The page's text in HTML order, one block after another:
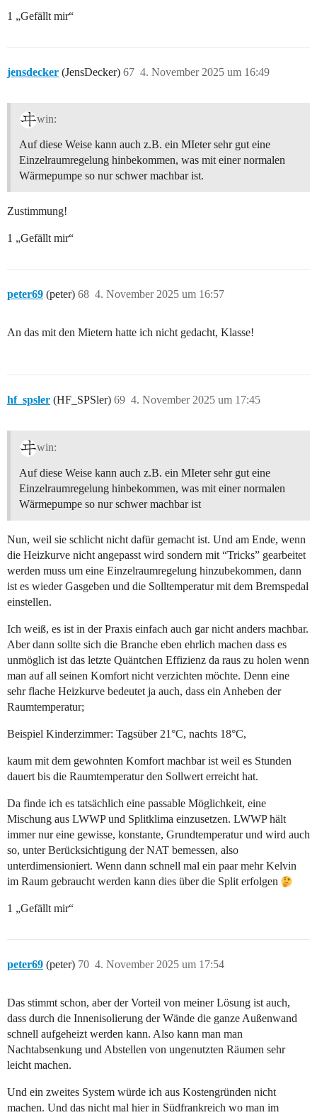
1 „Gefällt mir“
jensdecker (JensDecker) 4. November 2025 um 16:49
67
win:
Auf diese Weise kann auch z.B. ein MIeter sehr gut eine
Einzelraumregelung hinbekommen, was mit einer normalen
Wärmepumpe so nur schwer machbar ist.
Zustimmung!
1 „Gefällt mir“
peter69 (peter) 4. November 2025 um 16:57
68
An das mit den Mietern hatte ich nicht gedacht, Klasse!
hf_spsler (HF_SPSler) 4. November 2025 um 17:45
69
win:
Auf diese Weise kann auch z.B. ein MIeter sehr gut eine
Einzelraumregelung hinbekommen, was mit einer normalen
Wärmepumpe so nur schwer machbar ist
Nun, weil sie schlicht nicht dafür gemacht ist. Und am Ende, wenn
die Heizkurve nicht angepasst wird sondern mit “Tricks” gearbeitet
werden muss um eine Einzelraumregelung hinzubekommen, dann
ist es wieder Gasgeben und die Solltemperatur mit dem Bremspedal
einstellen.
Ich weiß, es ist in der Praxis einfach auch gar nicht anders machbar.
Aber dann sollte sich die Branche eben ehrlich machen dass es
unmöglich ist das letzte Quäntchen Effizienz da raus zu holen wenn
man auf all seinen Komfort nicht verzichten möchte. Denn eine
sehr flache Heizkurve bedeutet ja auch, dass ein Anheben der
Raumtemperatur;
Beispiel Kinderzimmer: Tagsüber 21°C, nachts 18°C,
kaum mit dem gewohnten Komfort machbar ist weil es Stunden
dauert bis die Raumtemperatur den Sollwert erreicht hat.
Da finde ich es tatsächlich eine passable Möglichkeit, eine
Mischung aus LWWP und Splitklima einzusetzen. LWWP hält
immer nur eine gewisse, konstante, Grundtemperatur und wird auch
so, unter Berücksichtigung der NAT bemessen, also
unterdimensioniert. Wenn dann schnell mal ein paar mehr Kelvin
im Raum gebraucht werden kann dies über die Split erfolgen
1 „Gefällt mir“
peter69 (peter) 4. November 2025 um 17:54
70
Das stimmt schon, aber der Vorteil von meiner Lösung ist auch,
dass durch die Innenisolierung der Wände die ganze Außenwand
schnell aufgeheizt werden kann. Also kann man man
Nachtabsenkung und Abstellen von ungenutzten Räumen sehr
leicht machen.
Und ein zweites System würde ich aus Kostengründen nicht
machen. Und das nicht mal hier in Südfrankreich wo man im